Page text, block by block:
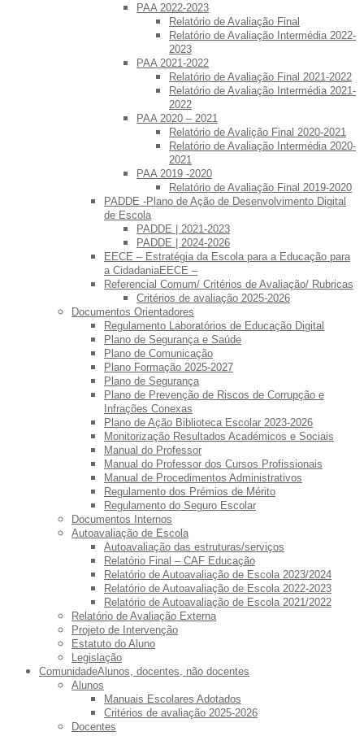
PAA 2022-2023
Relatório de Avaliação Final
Relatório de Avaliação Intermédia 2022-
2023
PAA 2021-2022
Relatório de Avaliação Final 2021-2022
Relatório de Avaliação Intermédia 2021-
2022
PAA 2020 – 2021
Relatório de Avalição Final 2020-2021
Relatório de Avaliação Intermédia 2020-
2021
PAA 2019 -2020
Relatório de Avaliação Final 2019-2020
PADDE -Plano de Ação de Desenvolvimento Digital
de Escola
PADDE | 2021-2023
PADDE | 2024-2026
EECE – Estratégia da Escola para a Educação para
a CidadaniaEECE –
Referencial Comum/ Critérios de Avaliação/ Rubricas
Critérios de avaliação 2025-2026
Documentos Orientadores
Regulamento Laboratórios de Educação Digital
Plano de Segurança e Saúde
Plano de Comunicação
Plano Formação 2025-2027
Plano de Segurança
Plano de Prevenção de Riscos de Corrupção e
Infrações Conexas
Plano de Ação Biblioteca Escolar 2023-2026
Monitorização Resultados Académicos e Sociais
Manual do Professor
Manual do Professor dos Cursos Profissionais
Manual de Procedimentos Administrativos
Regulamento dos Prémios de Mérito
Regulamento do Seguro Escolar
Documentos Internos
Autoavaliação de Escola
Autoavaliação das estruturas/serviços
Relatório Final – CAF Educação
Relatório de Autoavaliação de Escola 2023/2024
Relatório de Autoavaliação de Escola 2022-2023
Relatório de Autoavaliação de Escola 2021/2022
Relatório de Avaliação Externa
Projeto de Intervenção
Estatuto do Aluno
Legislação
ComunidadeAlunos, docentes, não docentes
Alunos
Manuais Escolares Adotados
Critérios de avaliação 2025-2026
Docentes